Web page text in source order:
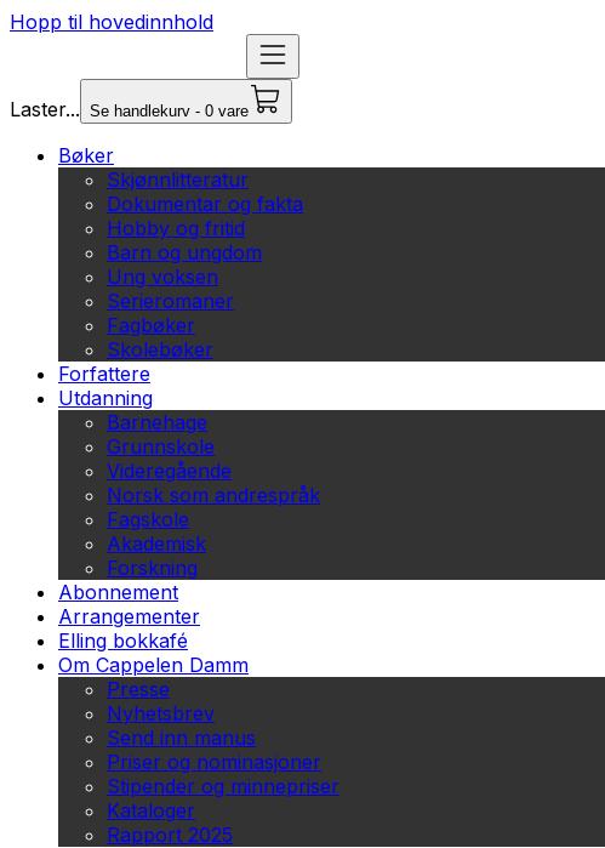
Hopp til hovedinnhold
Laster... Se handlekurv - 0 vare
Bøker
Skjønnlitteratur
Dokumentar og fakta
Hobby og fritid
Barn og ungdom
Ung voksen
Serieromaner
Fagbøker
Skolebøker
Forfattere
Utdanning
Barnehage
Grunnskole
Videregående
Norsk som andrespråk
Fagskole
Akademisk
Forskning
Abonnement
Arrangementer
Elling bokkafé
Om Cappelen Damm
Presse
Nyhetsbrev
Send inn manus
Priser og nominasjoner
Stipender og minnepriser
Kataloger
Rapport 2025